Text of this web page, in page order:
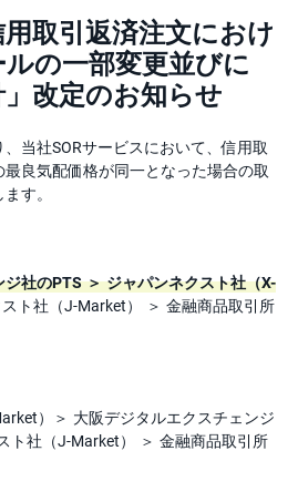
用取引返済注文におけ
の一部変更並びに
」改定のお知らせ
当社SORサービスにおいて、信用取
良気配価格が同一となった場合の取
す。
社のPTS ＞ ジャパンネクスト社（X-
ト社（J-Market） ＞ 金融商品取引所
）＞ 大阪デジタルエクスチェンジ
ト社（J-Market） ＞ 金融商品取引所